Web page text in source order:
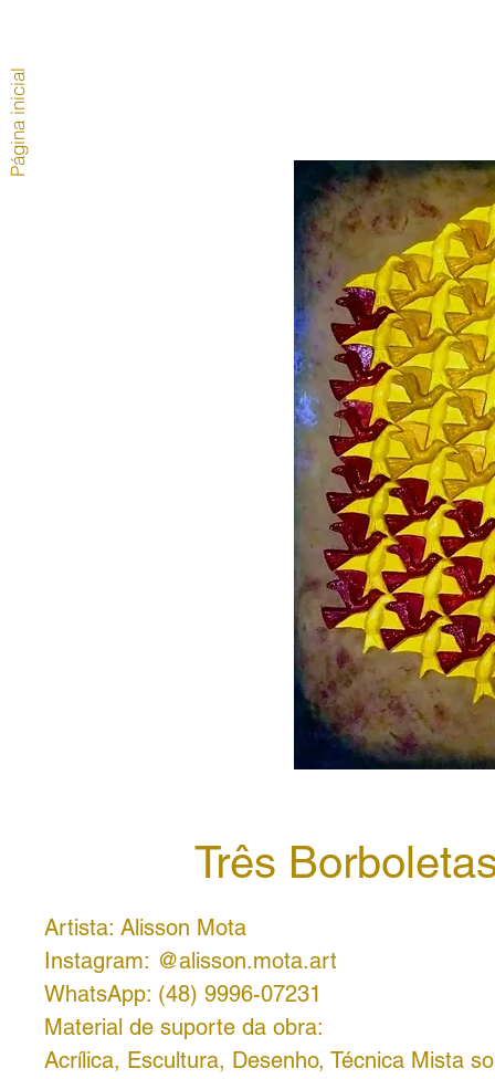
Três
Artista: Alisson Mota
Instagram: @alisson.mota.art
WhatsApp: (48) 9996-07231
Material de suporte da obra:
Acrílica, Escultura, Desenho, Técnica Mista
Página inicial